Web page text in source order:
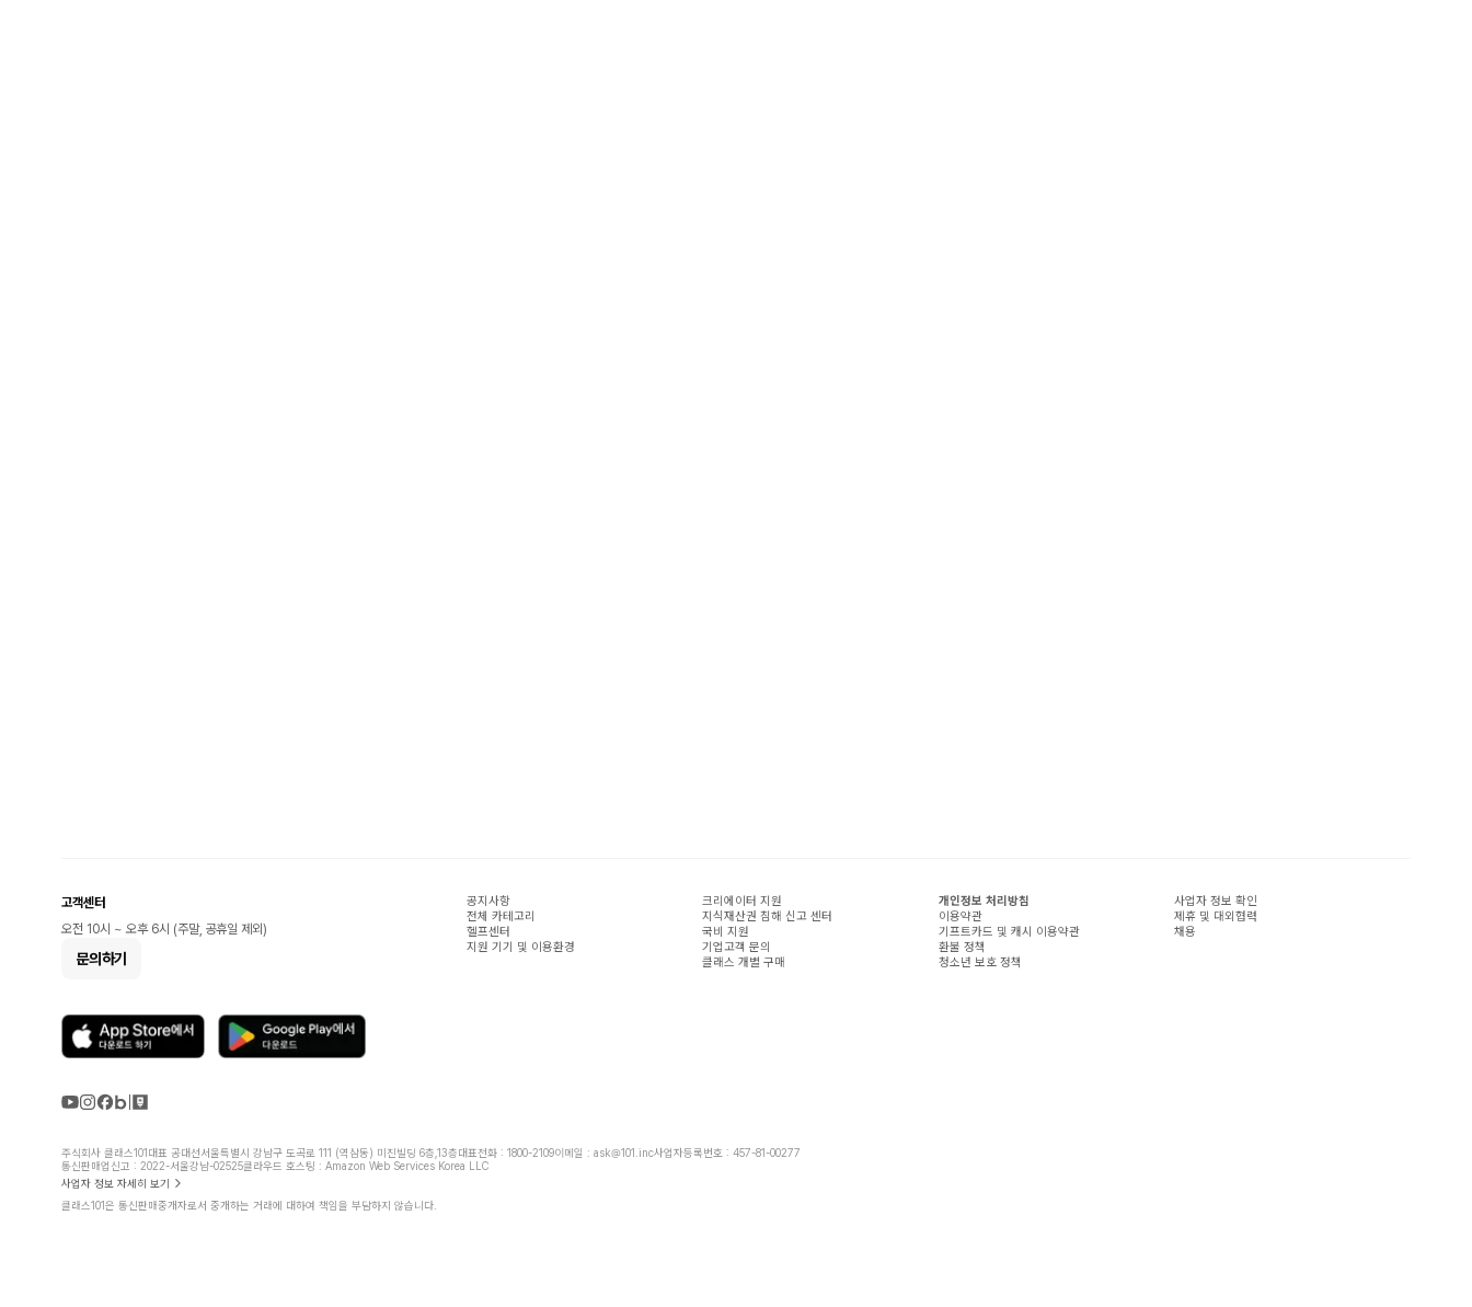
고객센터
오전 10시 ~ 오후 6시 (주말, 공휴일 제외)
문의하기
공지사항
전체 카테고리
헬프센터
지원 기기 및 이용환경
크리에이터 지원
지식재산권 침해 신고 센터
국비 지원
기업고객 문의
클래스 개별 구매
개인정보 처리방침
이용약관
기프트카드 및 캐시 이용약관
환불 정책
청소년 보호 정책
사업자 정보 확인
제휴 및 대외협력
채용
주식회사 클래스101대표 공대선서울특별시 강남구 도곡로 111 (역삼동) 미진빌딩 6층,13층대표전화 : 1800-2109이메일 : ask@101.inc사업자등록번호 : 457-81-00277
통신판매업신고 : 2022-서울강남-02525클라우드 호스팅 : Amazon Web Services Korea LLC
사업자 정보 자세히 보기
클래스101은 통신판매중개자로서 중개하는 거래에 대하여 책임을 부담하지 않습니다.